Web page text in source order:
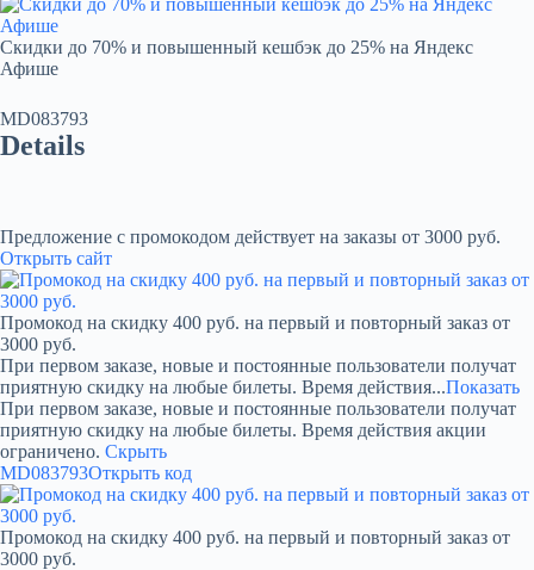
Скидки до 70% и повышенный кешбэк до 25% на Яндекс
Афише
MD083793
Details
Предложение с промокодом действует на заказы от 3000 руб.
Открыть сайт
Промокод на скидку 400 руб. на первый и повторный заказ от
3000 руб.
При первом заказе, новые и постоянные пользователи получат
приятную скидку на любые билеты. Время действия...Показать
При первом заказе, новые и постоянные пользователи получат
приятную скидку на любые билеты. Время действия акции
ограничено. Скрыть
MD083793Открыть код
Промокод на скидку 400 руб. на первый и повторный заказ от
3000 руб.